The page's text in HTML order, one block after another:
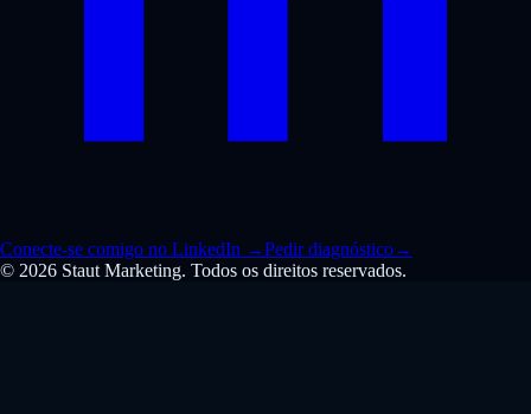
Conecte-se comigo no LinkedIn →Pedir diagnóstico→
© 2026 Staut Marketing. Todos os direitos reservados.